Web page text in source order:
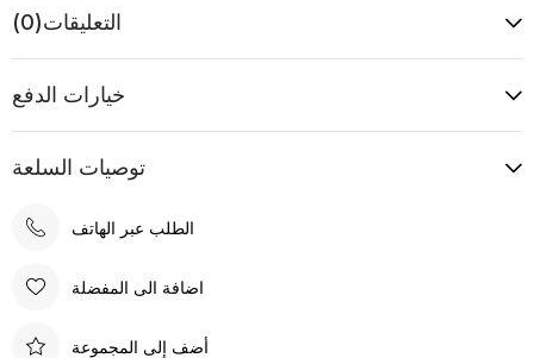
التعليقات(0)
خيارات الدفع
توصيات السلعة
الطلب عبر الهاتف
اضافة الى المفضلة
أضف إلى المجموعة